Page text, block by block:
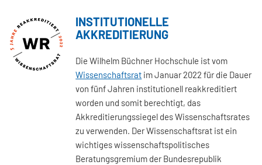
INSTITUTIONELLE
AKKREDITIERUNG
Die Wilhelm Büchner Hochschule ist vom
Wissenschaftsrat im Januar 2022 für die Dauer
von fünf Jahren institutionell reakkreditiert
worden und somit berechtigt, das
Akkreditierungssiegel des Wissenschaftsrates
zu verwenden. Der Wissenschaftsrat ist ein
wichtiges wissenschaftspolitisches
Beratungsgremium der Bundesrepublik